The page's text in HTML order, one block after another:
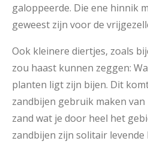
galoppeerde. Die ene hinnik
geweest zijn voor de
Ook kleinere diertjes, zoals
zou haast kunnen zeggen:
planten ligt zijn bijen. Dit
zandbijen gebruik maken
zand wat je door heel het
zandbijen zijn solitair